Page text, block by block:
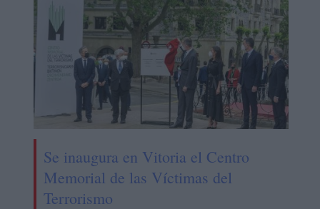
Se inaugura en Vitoria el Centro
Memorial de las Víctimas del
Terrorismo